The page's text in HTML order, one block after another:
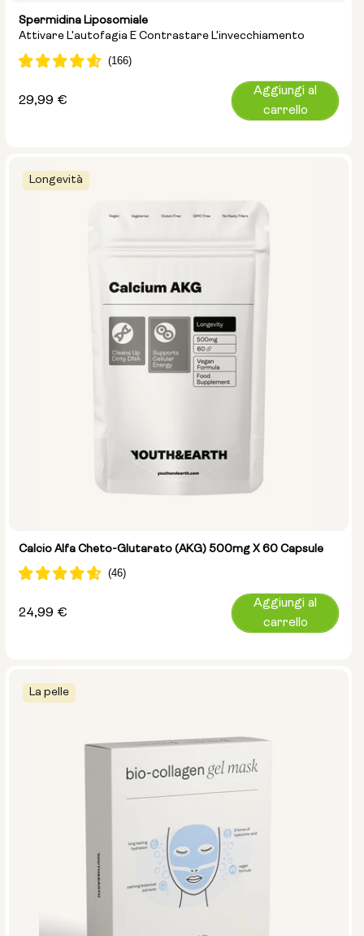
Spermidina Liposomiale
Attivare L'autofagia E Contrastare L'invecchiamento
Prezzo
29,99 €
Aggiungi al
carrello
Longevità
Calcio Alfa Cheto-Glutarato (AKG) 500mg X 60 Capsule
Prezzo
24,99 €
Aggiungi al
carrello
La pelle